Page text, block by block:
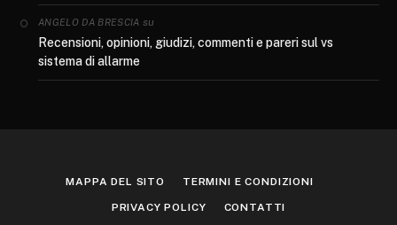
ANGELO DA BRESCIA su
Recensioni, opinioni, giudizi, commenti e pareri sul vs
sistema di allarme
MAPPA DEL SITO TERMINI E CONDIZIONI
PRIVACY POLICY CONTATTI